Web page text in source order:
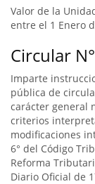
Valor de la
entre el 1 Enero
Circular
Imparte
pública de
carácter general
criterios
modificaciones
6° del Código
Reforma
Diario Oficial de